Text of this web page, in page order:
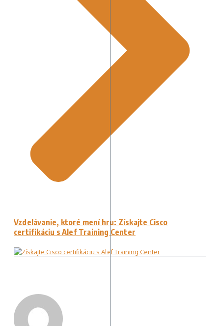
Vzdelávanie, ktoré mení hru: Získajte Cisco
certifikáciu s Alef Training Center